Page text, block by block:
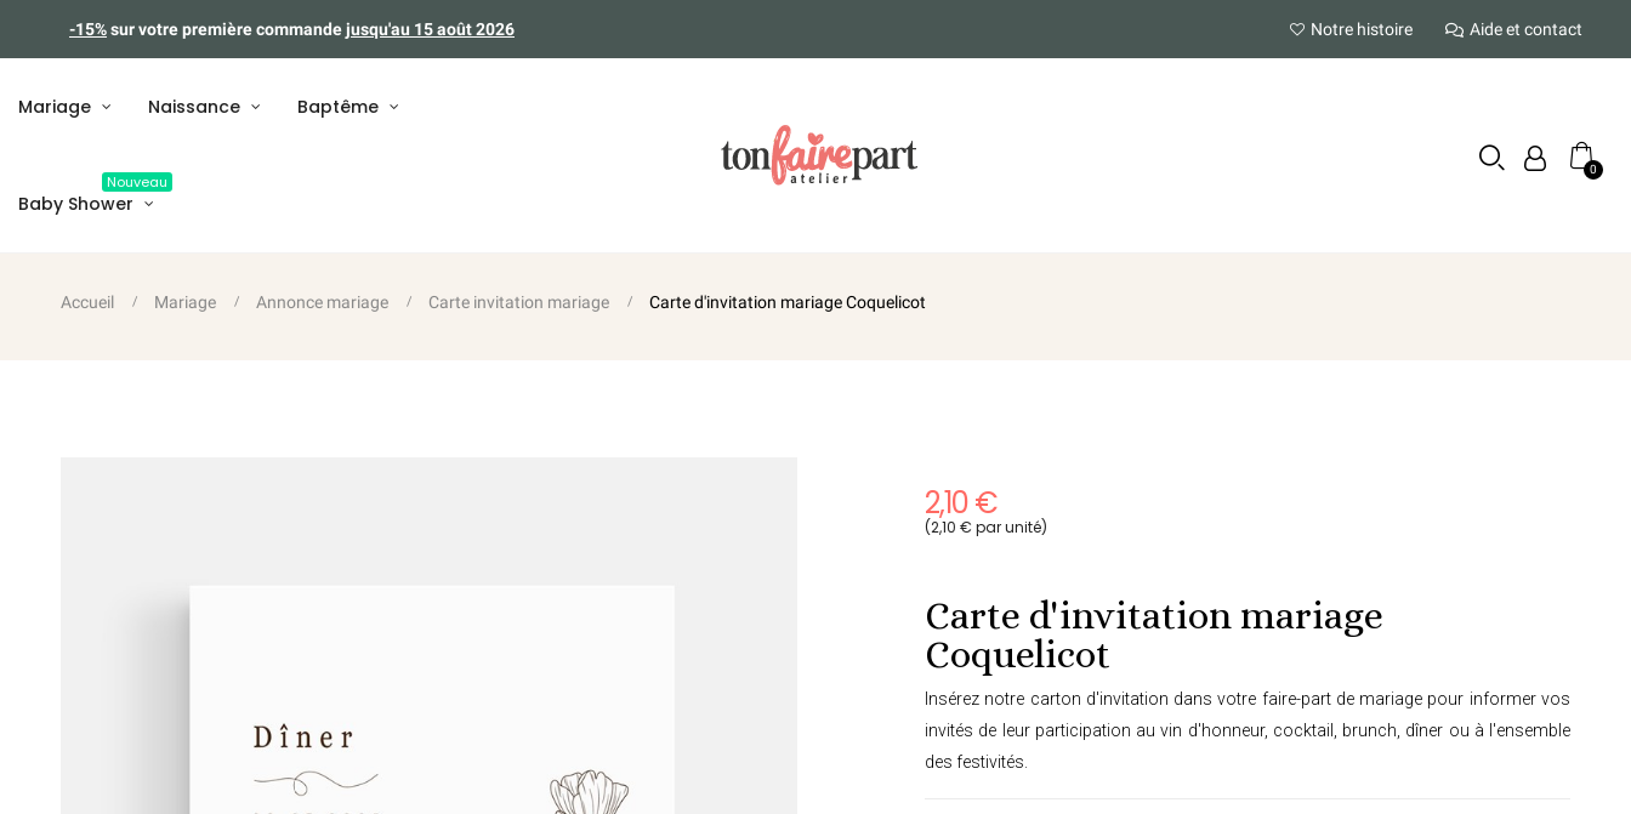
-15%sur votre première commandejusqu'au 15 août 2026 Notre histoire Aide et contact
Mariage Naissance Baptême
Baby Shower
Nouveau
Accueil Mariage Annonce mariage Carte invitation mariage Carte d'invitation mariage Coquelicot
2,10 €
(2,10 € par unité)
Carte d'invitation mariage
Coquelicot
Insérez notre carton d'invitation dans votre faire-part de mariage pour informer vos
invités de leur participation au vin d'honneur, cocktail, brunch, dîner ou à l'ensemble
des festivités.